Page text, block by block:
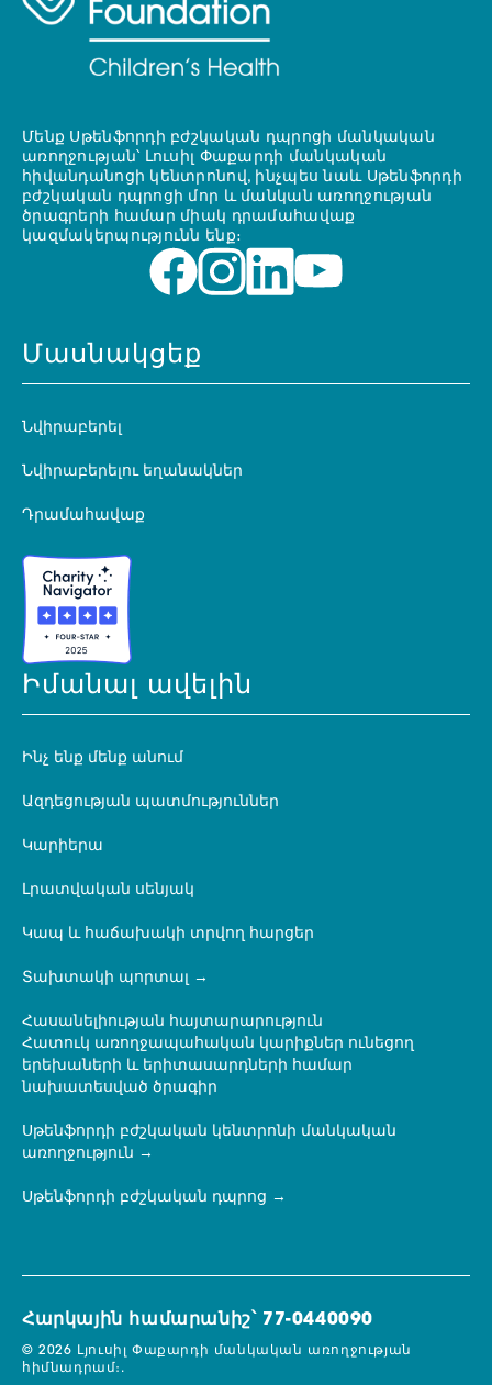
Մենք Սթենֆորդի բժշկական դպրոցի մանկական
առողջության՝ Լուսիլ Փաքարդի մանկական
հիվանդանոցի կենտրոնով, ինչպես նաև Սթենֆորդի
բժշկական դպրոցի մոր և մանկան առողջության
ծրագրերի համար միակ դրամահավաք
կազմակերպությունն ենք։
Մասնակցեք
Նվիրաբերել
Նվիրաբերելու եղանակներ
Դրամահավաք
Իմանալ ավելին
Ինչ ենք մենք անում
Ազդեցության պատմություններ
Կարիերա
Լրատվական սենյակ
Կապ և հաճախակի տրվող հարցեր
Տախտակի պորտալ
Հասանելիության հայտարարություն
Հատուկ առողջապահական կարիքներ ունեցող
երեխաների և երիտասարդների համար
նախատեսված ծրագիր
Սթենֆորդի բժշկական կենտրոնի մանկական
առողջություն
Սթենֆորդի բժշկական դպրոց
Հարկային համարանիշ՝ 77-0440090
© 2026 Լյուսիլ Փաքարդի մանկական առողջության
հիմնադրամ։.